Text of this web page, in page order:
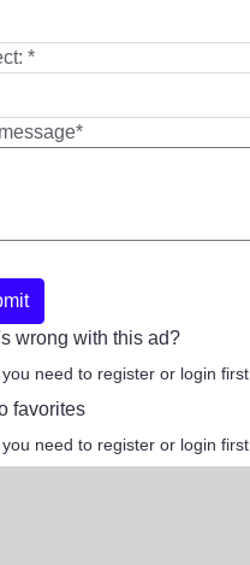
*
*
wrong with this ad?
need to register or login first.
favorites
need to register or login first.